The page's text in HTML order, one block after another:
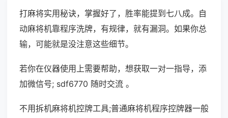
打麻将实用秘诀，掌握好了，胜率能提到七八成。自
动麻将机靠程序洗牌，有规律，就有漏洞。如果你总
输，可能就是没注意这些细节。
若你在仪器使用上需要帮助，想获取一对一指导，添
加微信号; sdf6770 随时交流 。
不用拆机麻将机控牌工具;普通麻将机程序控牌器一般